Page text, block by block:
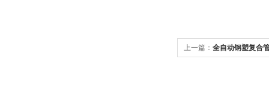
上一篇： 全自动钢塑复合